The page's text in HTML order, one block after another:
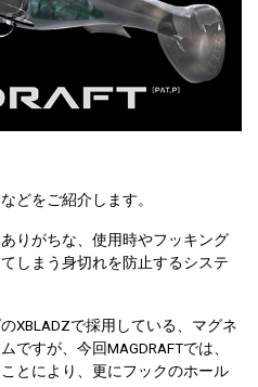
どをご紹介します。
りがちな、使用時やフッキング
しまう身切れを防止するシステ
XBLADZで採用している、マグネ
ですが、今回MAGDRAFTでは、
とにより、更にフックのホール